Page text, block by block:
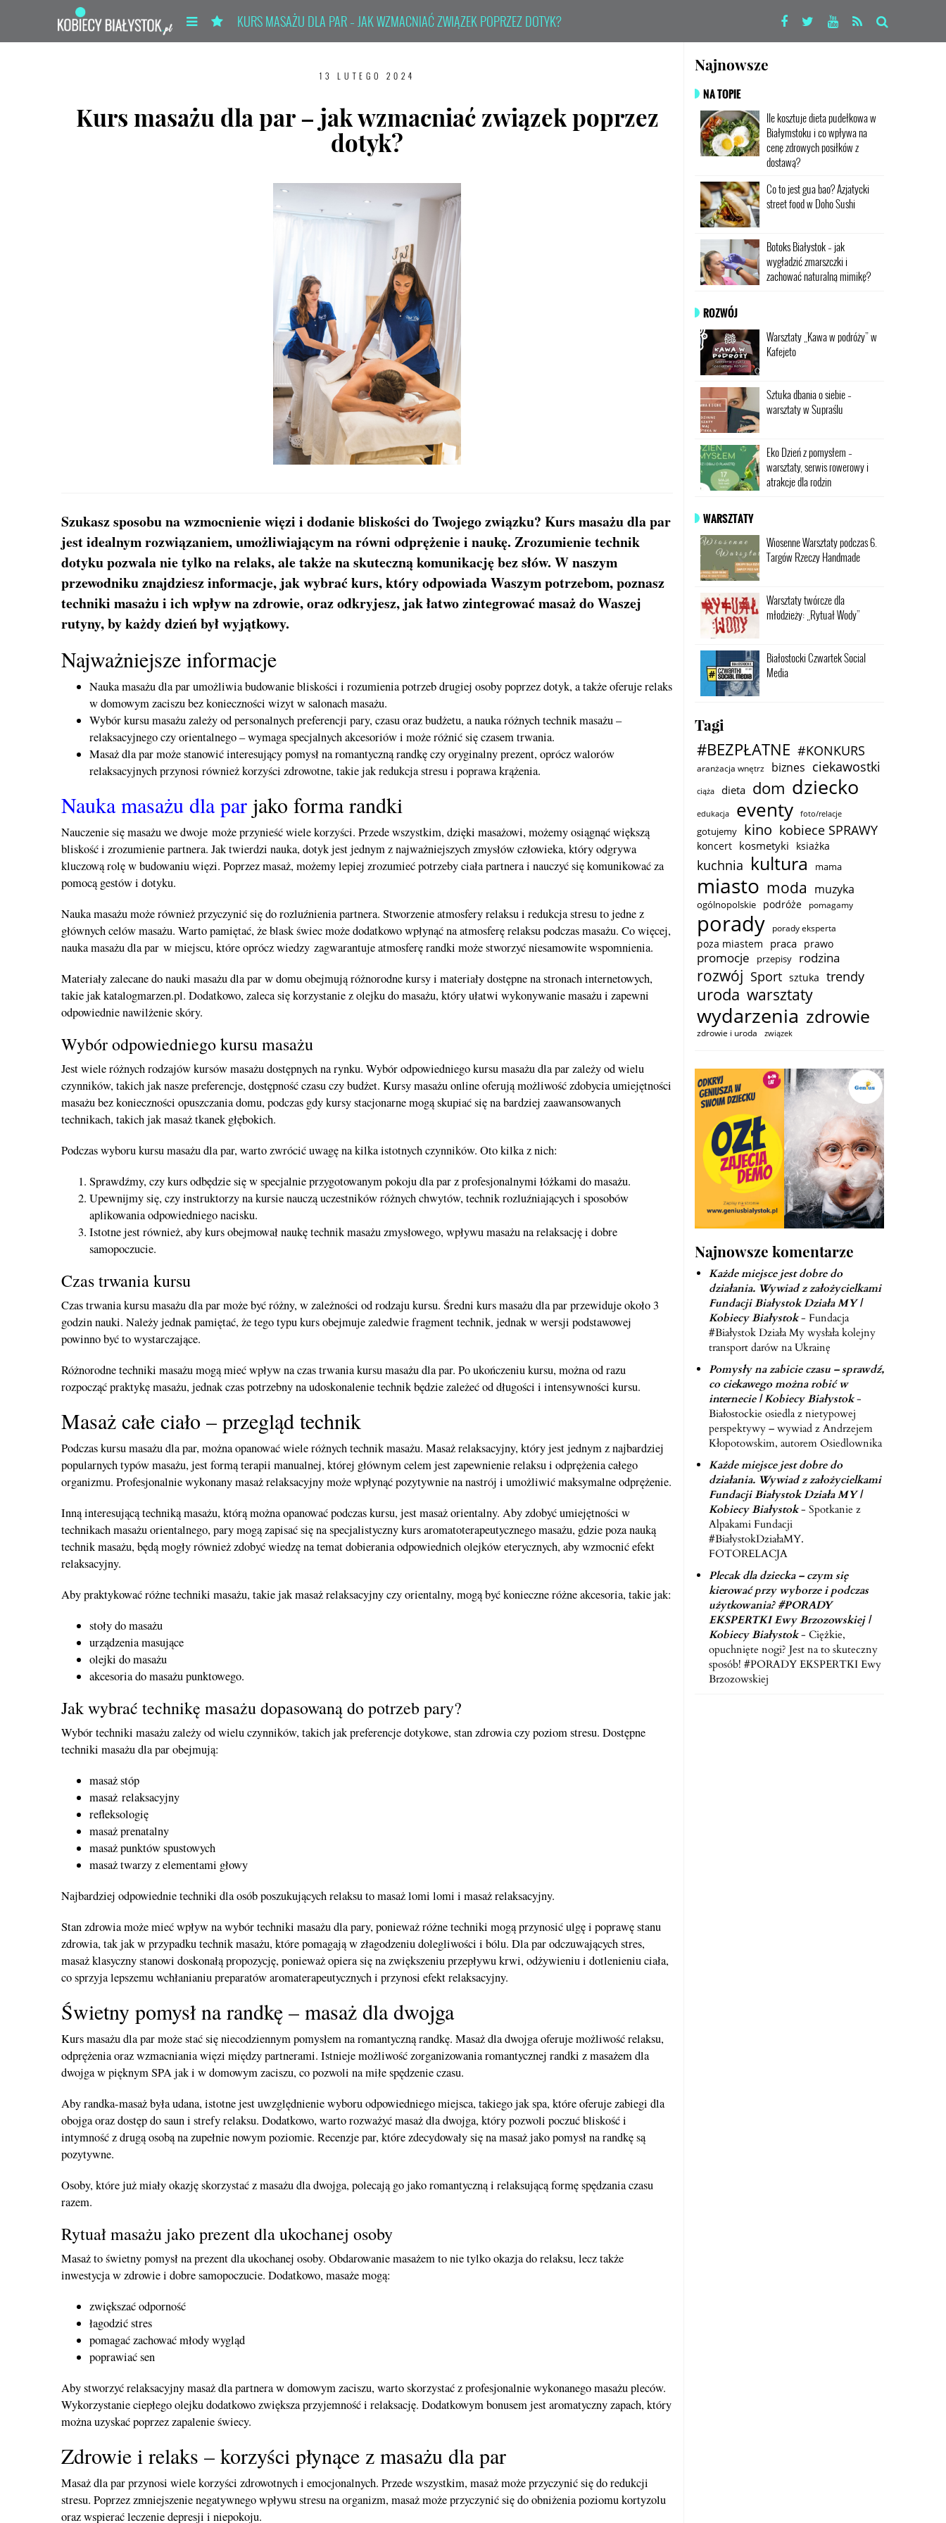
KURS MASAŻU DLA PAR – JAK WZMACNIAĆ ZWIĄZEK POPRZEZ DOTYK?
13 LUTEGO 2024
Kurs masażu dla par – jak wzmacniać związek poprzez
dotyk?
Szukasz sposobu na wzmocnienie więzi i dodanie bliskości do Twojego związku? Kurs masażu dla par
jest idealnym rozwiązaniem, umożliwiającym na równi odprężenie i naukę. Zrozumienie technik
dotyku pozwala nie tylko na relaks, ale także na skuteczną komunikację bez słów. W naszym
przewodniku znajdziesz informacje, jak wybrać kurs, który odpowiada Waszym potrzebom, poznasz
techniki masażu i ich wpływ na zdrowie, oraz odkryjesz, jak łatwo zintegrować masaż do Waszej
rutyny, by każdy dzień był wyjątkowy.
Najważniejsze informacje
Nauka masażu dla par umożliwia budowanie bliskości i rozumienia potrzeb drugiej osoby poprzez dotyk, a także oferuje relaks
w domowym zaciszu bez konieczności wizyt w salonach masażu.
Wybór kursu masażu zależy od personalnych preferencji pary, czasu oraz budżetu, a nauka różnych technik masażu –
relaksacyjnego czy orientalnego – wymaga specjalnych akcesoriów i może różnić się czasem trwania.
Masaż dla par może stanowić interesujący pomysł na romantyczną randkę czy oryginalny prezent, oprócz walorów
relaksacyjnych przynosi również korzyści zdrowotne, takie jak redukcja stresu i poprawa krążenia.
Nauka masażu dla par jako forma randki
Nauczenie się masażu we dwoje może przynieść wiele korzyści. Przede wszystkim, dzięki masażowi, możemy osiągnąć większą
bliskość i zrozumienie partnera. Jak twierdzi nauka, dotyk jest jednym z najważniejszych zmysłów człowieka, który odgrywa
kluczową rolę w budowaniu więzi. Poprzez masaż, możemy lepiej zrozumieć potrzeby ciała partnera i nauczyć się komunikować za
pomocą gestów i dotyku.
Nauka masażu może również przyczynić się do rozluźnienia partnera. Stworzenie atmosfery relaksu i redukcja stresu to jedne z
głównych celów masażu. Warto pamiętać, że blask świec może dodatkowo wpłynąć na atmosferę relaksu podczas masażu. Co więcej,
nauka masażu dla par w miejscu, które oprócz wiedzy zagwarantuje atmosferę randki może stworzyć niesamowite wspomnienia.
Materiały zalecane do nauki masażu dla par w domu obejmują różnorodne kursy i materiały dostępne na stronach internetowych,
takie jak katalogmarzen.pl. Dodatkowo, zaleca się korzystanie z olejku do masażu, który ułatwi wykonywanie masażu i zapewni
odpowiednie nawilżenie skóry.
Wybór odpowiedniego kursu masażu
Jest wiele różnych rodzajów kursów masażu dostępnych na rynku. Wybór odpowiedniego kursu masażu dla par zależy od wielu
czynników, takich jak nasze preferencje, dostępność czasu czy budżet. Kursy masażu online oferują możliwość zdobycia umiejętności
masażu bez konieczności opuszczania domu, podczas gdy kursy stacjonarne mogą skupiać się na bardziej zaawansowanych
technikach, takich jak masaż tkanek głębokich.
Podczas wyboru kursu masażu dla par, warto zwrócić uwagę na kilka istotnych czynników. Oto kilka z nich:
Sprawdźmy, czy kurs odbędzie się w specjalnie przygotowanym pokoju dla par z profesjonalnymi łóżkami do masażu.
Upewnijmy się, czy instruktorzy na kursie nauczą uczestników różnych chwytów, technik rozluźniających i sposobów
aplikowania odpowiedniego nacisku.
Istotne jest również, aby kurs obejmował naukę technik masażu zmysłowego, wpływu masażu na relaksację i dobre
samopoczucie.
Czas trwania kursu
Czas trwania kursu masażu dla par może być różny, w zależności od rodzaju kursu. Średni kurs masażu dla par przewiduje około 3
godzin nauki. Należy jednak pamiętać, że tego typu kurs obejmuje zaledwie fragment technik, jednak w wersji podstawowej
powinno być to wystarczające.
Różnorodne techniki masażu mogą mieć wpływ na czas trwania kursu masażu dla par. Po ukończeniu kursu, można od razu
rozpocząć praktykę masażu, jednak czas potrzebny na udoskonalenie technik będzie zależeć od długości i intensywności kursu.
Masaż całe ciało – przegląd technik
Podczas kursu masażu dla par, można opanować wiele różnych technik masażu. Masaż relaksacyjny, który jest jednym z najbardziej
popularnych typów masażu, jest formą terapii manualnej, której głównym celem jest zapewnienie relaksu i odprężenia całego
organizmu. Profesjonalnie wykonany masaż relaksacyjny może wpłynąć pozytywnie na nastrój i umożliwić maksymalne odprężenie.
Inną interesującą techniką masażu, którą można opanować podczas kursu, jest masaż orientalny. Aby zdobyć umiejętności w
technikach masażu orientalnego, pary mogą zapisać się na specjalistyczny kurs aromatoterapeutycznego masażu, gdzie poza nauką
technik masażu, będą mogły również zdobyć wiedzę na temat dobierania odpowiednich olejków eterycznych, aby wzmocnić efekt
relaksacyjny.
Aby praktykować różne techniki masażu, takie jak masaż relaksacyjny czy orientalny, mogą być konieczne różne akcesoria, takie jak:
stoły do masażu
urządzenia masujące
olejki do masażu
akcesoria do masażu punktowego.
Jak wybrać technikę masażu dopasowaną do potrzeb pary?
Wybór techniki masażu zależy od wielu czynników, takich jak preferencje dotykowe, stan zdrowia czy poziom stresu. Dostępne
techniki masażu dla par obejmują:
masaż stóp
masaż relaksacyjny
refleksologię
masaż prenatalny
masaż punktów spustowych
masaż twarzy z elementami głowy
Najbardziej odpowiednie techniki dla osób poszukujących relaksu to masaż lomi lomi i masaż relaksacyjny.
Stan zdrowia może mieć wpływ na wybór techniki masażu dla pary, ponieważ różne techniki mogą przynosić ulgę i poprawę stanu
zdrowia, tak jak w przypadku technik masażu, które pomagają w złagodzeniu dolegliwości i bólu. Dla par odczuwających stres,
masaż klasyczny stanowi doskonałą propozycję, ponieważ opiera się na zwiększeniu przepływu krwi, odżywieniu i dotlenieniu ciała,
co sprzyja lepszemu wchłanianiu preparatów aromaterapeutycznych i przynosi efekt relaksacyjny.
Świetny pomysł na randkę – masaż dla dwojga
Kurs masażu dla par może stać się niecodziennym pomysłem na romantyczną randkę. Masaż dla dwojga oferuje możliwość relaksu,
odprężenia oraz wzmacniania więzi między partnerami. Istnieje możliwość zorganizowania romantycznej randki z masażem dla
dwojga w pięknym SPA jak i w domowym zaciszu, co pozwoli na miłe spędzenie czasu.
Aby randka-masaż była udana, istotne jest uwzględnienie wyboru odpowiedniego miejsca, takiego jak spa, które oferuje zabiegi dla
obojga oraz dostęp do saun i strefy relaksu. Dodatkowo, warto rozważyć masaż dla dwojga, który pozwoli poczuć bliskość i
intymność z drugą osobą na zupełnie nowym poziomie. Recenzje par, które zdecydowały się na masaż jako pomysł na randkę są
pozytywne.
Osoby, które już miały okazję skorzystać z masażu dla dwojga, polecają go jako romantyczną i relaksującą formę spędzania czasu
razem.
Rytuał masażu jako prezent dla ukochanej osoby
Masaż to świetny pomysł na prezent dla ukochanej osoby. Obdarowanie masażem to nie tylko okazja do relaksu, lecz także
inwestycja w zdrowie i dobre samopoczucie. Dodatkowo, masaże mogą:
zwiększać odporność
łagodzić stres
pomagać zachować młody wygląd
poprawiać sen
Aby stworzyć relaksacyjny masaż dla partnera w domowym zaciszu, warto skorzystać z profesjonalnie wykonanego masażu pleców.
Wykorzystanie ciepłego olejku dodatkowo zwiększa przyjemność i relaksację. Dodatkowym bonusem jest aromatyczny zapach, który
można uzyskać poprzez zapalenie świecy.
Zdrowie i relaks – korzyści płynące z masażu dla par
Masaż dla par przynosi wiele korzyści zdrowotnych i emocjonalnych. Przede wszystkim, masaż może przyczynić się do redukcji
stresu. Poprzez zmniejszenie negatywnego wpływu stresu na organizm, masaż może przyczynić się do obniżenia poziomu kortyzolu
oraz wspierać leczenie depresji i niepokoju.
Najnowsze
NA TOPIE
Ile kosztuje dieta pudełkowa w
Białymstoku i co wpływa na
cenę zdrowych posiłków z
dostawą?
Co to jest gua bao? Azjatycki
street food w Doho Sushi
Botoks Białystok – jak
wygładzić zmarszczki i
zachować naturalną mimikę?
ROZWÓJ
Warsztaty „Kawa w podróży” w
Kafejeto
Sztuka dbania o siebie –
warsztaty w Supraślu
Eko Dzień z pomysłem –
warsztaty, serwis rowerowy i
atrakcje dla rodzin
WARSZTATY
Wiosenne Warsztaty podczas 6.
Targów Rzeczy Handmade
Warsztaty twórcze dla
młodzieży: „Rytuał Wody”
Białostocki Czwartek Social
Media
Tagi
#BEZPŁATNE #KONKURS
aranżacja wnętrz biznes ciekawostki
ciąża dieta dom dziecko
edukacja eventy foto/relacje
gotujemy kino kobiece SPRAWY
koncert kosmetyki ksiażka
kuchnia kultura mama
miasto moda muzyka
ogólnopolskie podróże pomagamy
porady porady eksperta
poza miastem praca prawo
promocje przepisy rodzina
rozwój Sport sztuka trendy
uroda warsztaty
wydarzenia zdrowie
zdrowie i uroda związek
Najnowsze komentarze
Każde miejsce jest dobre do
działania. Wywiad z założycielkami
Fundacji Białystok Działa MY |
Kobiecy Białystok- Fundacja
#Białystok Działa My wysłała kolejny
transport darów na Ukrainę
Pomysły na zabicie czasu – sprawdź,
co ciekawego można robić w
internecie | Kobiecy Białystok-
Białostockie osiedla z nietypowej
perspektywy – wywiad z Andrzejem
Kłopotowskim, autorem Osiedlownika
Każde miejsce jest dobre do
działania. Wywiad z założycielkami
Fundacji Białystok Działa MY |
Kobiecy Białystok- Spotkanie z
Alpakami Fundacji
#BiałystokDziałaMY.
FOTORELACJA
Plecak dla dziecka – czym się
kierować przy wyborze i podczas
użytkowania? #PORADY
EKSPERTKI Ewy Brzozowskiej |
Kobiecy Białystok- Ciężkie,
opuchnięte nogi? Jest na to skuteczny
sposób! #PORADY EKSPERTKI Ewy
Brzozowskiej